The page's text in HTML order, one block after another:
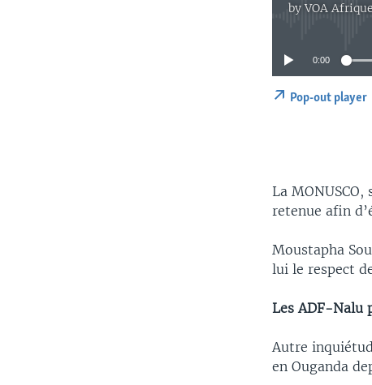
byVOA Afrique
0:00
Pop-out player
La
retenue afin
Moustapha
lui le respect
Les ADF-Nalu
Autre
en Ouganda